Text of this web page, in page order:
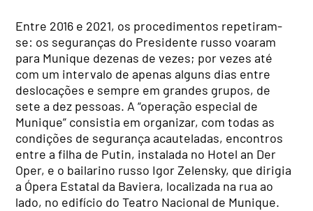
Entre 2016 e 2021, os procedimentos repetiram-
se: os seguranças do Presidente russo voaram
para Munique dezenas de vezes; por vezes até
com um intervalo de apenas alguns dias entre
deslocações e sempre em grandes grupos, de
sete a dez pessoas. A “operação especial de
Munique” consistia em organizar, com todas as
condições de segurança acauteladas, encontros
entre a filha de Putin, instalada no Hotel an Der
Oper, e o bailarino russo Igor Zelensky, que dirigia
a Ópera Estatal da Baviera, localizada na rua ao
lado, no edifício do Teatro Nacional de Munique.